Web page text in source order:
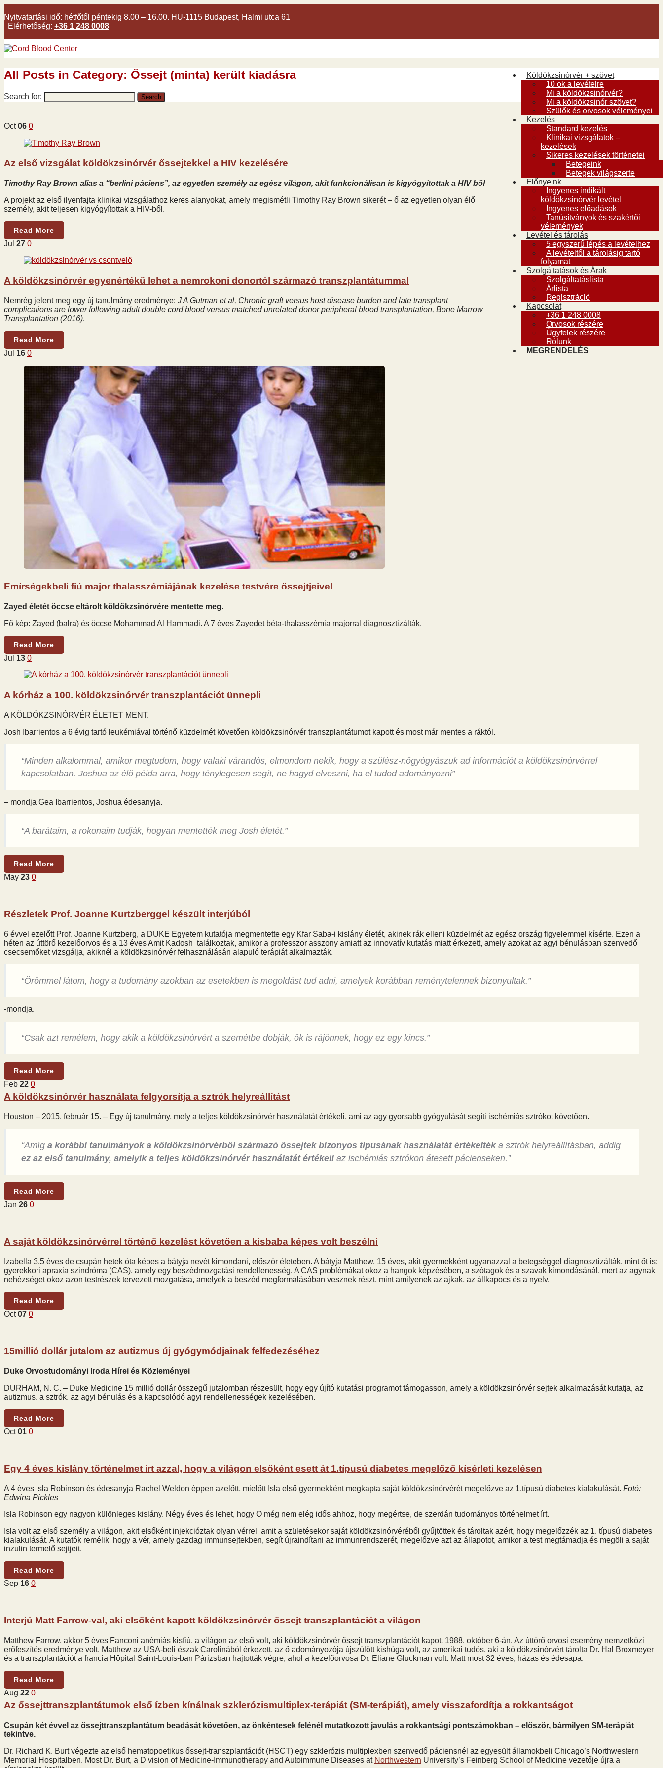
Nyitvatartási idő: hétfőtől péntekig 8.00 – 16.00. HU-1115 Budapest, Halmi utca 61
Elérhetőség: +36 1 248 0008
Köldökzsinórvér + szövet
10 ok a levételre
Mi a köldökzsinórvér?
Mi a köldökzsinór szövet?
Szülők és orvosok véleményei
Kezelés
Standard kezelés
Klinikai vizsgálatok –
kezelések
Sikeres kezelések történetei
Betegeink
Betegek világszerte
Előnyeink
Ingyenes indikált
köldökzsinórvér levétel
Ingyenes előadások
Tanúsítványok és szakértői
vélemények
Levétel és tárolás
5 egyszerű lépés a levételhez
A levételtől a tárolásig tartó
folyamat
Szolgáltatások és Árak
Szolgáltatáslista
Árlista
Regisztráció
Kapcsolat
+36 1 248 0008
Orvosok részére
Ügyfelek részére
Rólunk
MEGRENDELÉS
All Posts in Category: Őssejt (minta) került kiadásra
Search for:
Oct06 0
Az első vizsgálat köldökzsinórvér őssejtekkel a HIV kezelésére
Timothy Ray Brown alias a “berlini páciens”, az egyetlen személy az egész világon, akit funkcionálisan is kigyógyítottak a HIV-ből
A projekt az első ilyenfajta klinikai vizsgálathoz keres alanyokat, amely megismétli Timothy Ray Brown sikerét – ő az egyetlen olyan élő
személy, akit teljesen kigyógyítottak a HIV-ből.
Read More
Jul 27 0
A köldökzsinórvér egyenértékű lehet a nemrokoni donortól származó transzplantátummal
Nemrég jelent meg egy új tanulmány eredménye: J A Gutman et al, Chronic graft versus host disease burden and late transplant
complications are lower following adult double cord blood versus matched unrelated donor peripheral blood transplantation, Bone Marrow
Transplantation (2016).
Read More
Jul 16 0
Emírségekbeli fiú major thalasszémiájának kezelése testvére őssejtjeivel
Zayed életét öccse eltárolt köldökzsinórvére mentette meg.
Fő kép: Zayed (balra) és öccse Mohammad Al Hammadi. A 7 éves Zayedet béta-thalasszémia majorral diagnosztizálták.
Read More
Jul 13 0
A kórház a 100. köldökzsinórvér transzplantációt ünnepli
A KÖLDÖKZSINÓRVÉR ÉLETET MENT.
Josh Ibarrientos a 6 évig tartó leukémiával történő küzdelmét követően köldökzsinórvér transzplantátumot kapott és most már mentes a ráktól.
“Minden alkalommal, amikor megtudom, hogy valaki várandós, elmondom nekik, hogy a szülész-nőgyógyászuk ad információt a köldökzsinórvérrel
kapcsolatban. Joshua az élő példa arra, hogy ténylegesen segít, ne hagyd elveszni, ha el tudod adományozni”
– mondja Gea Ibarrientos, Joshua édesanyja.
“A barátaim, a rokonaim tudják, hogyan mentették meg Josh életét.”
Read More
May 23 0
Részletek Prof. Joanne Kurtzberggel készült interjúból
6 évvel ezelőtt Prof. Joanne Kurtzberg, a DUKE Egyetem kutatója megmentette egy Kfar Saba-i kislány életét, akinek rák elleni küzdelmét az egész ország figyelemmel kísérte. Ezen a
héten az úttörő kezelőorvos és a 13 éves Amit Kadosh találkoztak, amikor a professzor asszony amiatt az innovatív kutatás miatt érkezett, amely azokat az agyi bénulásban szenvedő
csecsemőket vizsgálja, akiknél a köldökzsinórvér felhasználásán alapuló terápiát alkalmazták.
“Örömmel látom, hogy a tudomány azokban az esetekben is megoldást tud adni, amelyek korábban reménytelennek bizonyultak.”
-mondja.
“Csak azt remélem, hogy akik a köldökzsinórvért a szemétbe dobják, ők is rájönnek, hogy ez egy kincs.”
Read More
Feb 22 0
A köldökzsinórvér használata felgyorsítja a sztrók helyreállítást
Houston – 2015. február 15. – Egy új tanulmány, mely a teljes köldökzsinórvér használatát értékeli, ami az agy gyorsabb gyógyulását segíti ischémiás sztrókot követően.
“Amíg a korábbi tanulmányok a köldökzsinórvérből származó őssejtek bizonyos típusának használatát értékeltéka sztrók helyreállításban, addig
ez az első tanulmány, amelyik a teljes köldökzsinórvér használatát értékeliaz ischémiás sztrókon átesett pácienseken.”
Read More
Jan 26 0
A saját köldökzsinórvérrel történő kezelést követően a kisbaba képes volt beszélni
Izabella 3,5 éves de csupán hetek óta képes a bátyja nevét kimondani, először életében. A bátyja Matthew, 15 éves, akit gyermekként ugyanazzal a betegséggel diagnosztizálták, mint őt is:
gyerekkori apraxia szindróma (CAS), amely egy beszédmozgatási rendellenesség. A CAS problémákat okoz a hangok képzésében, a szótagok és a szavak kimondásánál, mert az agynak
nehézséget okoz azon testrészek tervezett mozgatása, amelyek a beszéd megformálásában vesznek részt, mint amilyenek az ajkak, az állkapocs és a nyelv.
Read More
Oct07 0
15millió dollár jutalom az autizmus új gyógymódjainak felfedezéséhez
Duke Orvostudományi Iroda Hírei és Közleményei
DURHAM, N. C. – Duke Medicine 15 millió dollár összegű jutalomban részesült, hogy egy újító kutatási programot támogasson, amely a köldökzsinórvér sejtek alkalmazását kutatja, az
autizmus, a sztrók, az agyi bénulás és a kapcsolódó agyi rendellenességek kezelésében.
Read More
Oct01 0
Egy 4 éves kislány történelmet írt azzal, hogy a világon elsőként esett át 1.típusú diabetes megelőző kísérleti kezelésen
A 4 éves Isla Robinson és édesanyja Rachel Weldon éppen azelőtt, mielőtt Isla első gyermekként megkapta saját köldökzsinórvérét megelőzve az 1.típusú diabetes kialakulását. Fotó:
Edwina Pickles
Isla Robinson egy nagyon különleges kislány. Négy éves és lehet, hogy Ő még nem elég idős ahhoz, hogy megértse, de szerdán tudományos történelmet írt.
Isla volt az első személy a világon, akit elsőként injekcióztak olyan vérrel, amit a születésekor saját köldökzsinórvéréből gyűjtöttek és tároltak azért, hogy megelőzzék az 1. típusú diabetes
kialakulását. A kutatók remélik, hogy a vér, amely gazdag immunsejtekben, segít újraindítani az immunrendszerét, megelőzve azt az állapotot, amikor a test megtámadja és megöli a saját
inzulin termelő sejtjeit.
Read More
Sep 16 0
Interjú Matt Farrow-val, aki elsőként kapott köldökzsinórvér őssejt transzplantációt a világon
Matthew Farrow, akkor 5 éves Fanconi anémiás kisfiú, a világon az első volt, aki köldökzsinórvér őssejt transzplantációt kapott 1988. október 6-án. Az úttörő orvosi esemény nemzetközi
erőfeszítés eredménye volt. Matthew az USA-beli észak Carolinából érkezett, az ő adományozója újszülött kishúga volt, az amerikai tudós, aki a köldökzsinórvért tárolta Dr. Hal Broxmeyer
és a transzplantációt a francia Hôpital Saint-Louis-ban Párizsban hajtották végre, ahol a kezelőorvosa Dr. Eliane Gluckman volt. Matt most 32 éves, házas és édesapa.
Read More
Aug 22 0
Az őssejttranszplantátumok első ízben kínálnak szklerózismultiplex-terápiát (SM-terápiát), amely visszafordítja a rokkantságot
Csupán két évvel az őssejttranszplantátum beadását követően, az önkéntesek felénél mutatkozott javulás a rokkantsági pontszámokban – először, bármilyen SM-terápiát
tekintve.
Dr. Richard K. Burt végezte az első hematopoetikus őssejt-transzplantációt (HSCT) egy szklerózis multiplexben szenvedő páciensnél az egyesült államokbeli Chicago’s Northwestern
Memorial Hospitalben. Most Dr. Burt, a Division of Medicine-Immunotherapy and Autoimmune Diseases at Northwestern University’s Feinberg School of Medicine vezetője újra a